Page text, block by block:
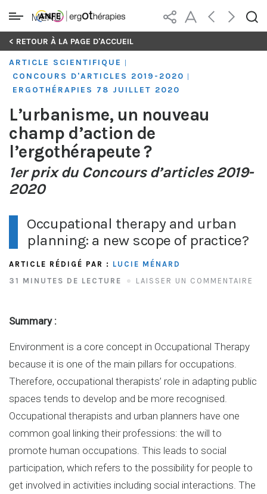
Skip
content
MENU
< RETOUR À LA PAGE D'ACCUEIL
ARTICLE SCIENTIFIQUE
CONCOURS D'ARTICLES 2019-2020
ERGOTHÉRAPIES 78 JUILLET 2020
L’urbanisme, un nouveau
champ d’action de
l’ergothérapeute ?
1er prix du Concours d’articles 2019-
2020
Occupational therapy and urban
planning: a new scope of practice?
ARTICLE RÉDIGÉ PAR : LUCIE MÉNARD
31 MINUTES DE LECTURE
LAISSER UN COMMENTAIRE
Summary :
Environment is a core concept in Occupational Therapy
because it is one of the main pillars for occupations.
Therefore, occupational therapists’ role in adapting public
spaces tends to develop and be more recognised.
Occupational therapists and urban planners have one
common goal linking their professions: the will to
promote human occupations. This leads to social
participation, which refers to the possibility for people to
get involved in activities including social interactions. The